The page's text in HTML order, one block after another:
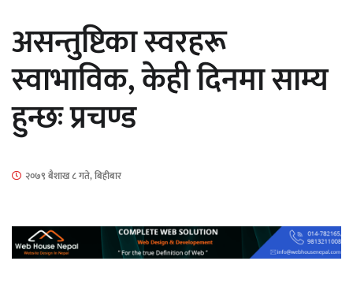
माताकाे नाममा गलत गतिविधि गर्ने थापा प्रहरी
नेपालगञ्जमा पर्खाल भत्किँदा दुई मजदुरको मृत्यु
असन्तुष्टिका स्वरहरू
स्वाभाविक, केही दिनमा साम्य
हुन्छः प्रचण्ड
२०७९ बैशाख ८ गते, बिहीबार